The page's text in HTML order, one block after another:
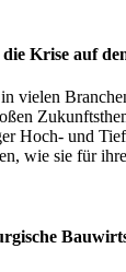
Krise auf
vielen
Hoch- und
wie sie für